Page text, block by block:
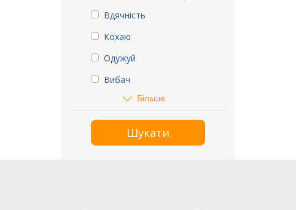
Вдячність
Кохаю
Одужуй
Вибач
Більше
Шукати